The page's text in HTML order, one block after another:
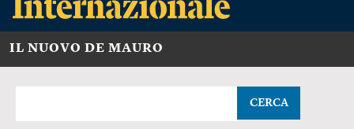
IL NUOVO DE MAURO
CERCA